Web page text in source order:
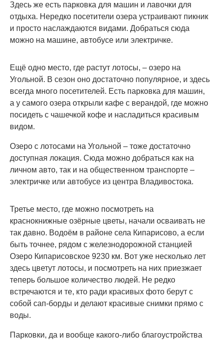
Здесь же есть парковка для машин и лавочки для
отдыха. Нередко посетители озера устраивают пикник
и просто наслаждаются видами. Добраться сюда
можно на машине, автобусе или электричке.
Ещё одно место, где растут лотосы, – озеро на
Угольной. В сезон оно достаточно популярное, и здесь
всегда много посетителей. Есть парковка для машин,
а у самого озера открыли кафе с верандой, где можно
посидеть с чашечкой кофе и насладиться красивым
видом.
Озеро с лотосами на Угольной – тоже достаточно
доступная локация. Сюда можно добраться как на
личном авто, так и на общественном транспорте –
электричке или автобусе из центра Владивостока.
Третье место, где можно посмотреть на
краснокнижные озёрные цветы, начали осваивать не
так давно. Водоём в районе села Кипарисово, а если
быть точнее, рядом с железнодорожной станцией
Озеро Кипарисовское 9230 км. Вот уже несколько лет
здесь цветут лотосы, и посмотреть на них приезжает
теперь большое количество людей. Не редко
встречаются и те, кто ради красивых фото берут с
собой сап-борды и делают красивые снимки прямо с
воды.
Парковки, да и вообще какого-либо благоустройства